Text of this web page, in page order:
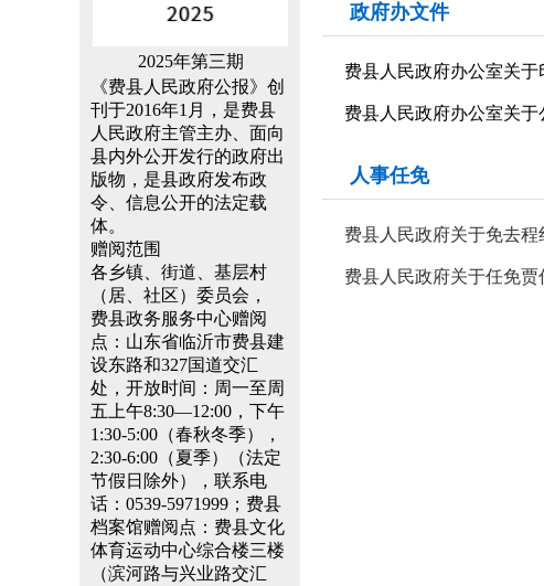
2025年第三期
《费县人民政府公报》创
刊于2016年1月，是费县
人民政府主管主办、面向
县内外公开发行的政府出
版物，是县政府发布政
令、信息公开的法定载
体。
赠阅范围
各乡镇、街道、基层村
（居、社区）委员会，
费县政务服务中心赠阅
点：山东省临沂市费县建
设东路和327国道交汇
处，开放时间：周一至周
五上午8:30—12:00，下午
1:30-5:00（春秋冬季），
2:30-6:00（夏季）（法定
节假日除外），联系电
话：0539-5971999；费县
档案馆赠阅点：费县文化
体育运动中心综合楼三楼
（滨河路与兴业路交汇
政府办文件
费县人民政府办公室关
费县人民政府办公室关
人事任免
费县人民政府关于免去
费县人民政府关于任免